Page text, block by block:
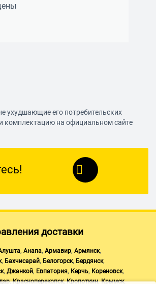
ухудшающие его потребительских
комплектацию на официальном сайте
доставки
, Анапа, Армавир, Армянск,
, Бахчисарай, Белогорск, Бердянск,
, Джанкой, Евпатория, Керчь, Кореновск,
,Красноперекопск,Кропоткин,Крымск,